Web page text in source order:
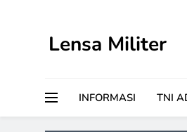
Lensa Militer
INFORMASI TNI